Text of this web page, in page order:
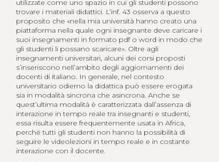
utilizzate come uno spazio in cui gli studenti possono
trovare i materiali didattici. L’inf. 43 osserva a questo
proposito che «nella mia università hanno creato una
piattaforma nella quale ogni insegnante deve caricare i
suoi insegnamenti in formato pdf o word in modo che
gli studenti li possano scaricare». Oltre agli
insegnamenti universitari, alcuni dei corsi proposti
s’inseriscono nell’ambito degli aggiornamenti dei
docenti di italiano. In generale, nel contesto
universitario odierno la didattica può essere erogata
sia in modalità sincrona che asincrona. Anche se
quest’ultima modalità è caratterizzata dall’assenza di
interazione in tempo reale tra insegnanti e studenti,
essa risulta essere frequentemente usata in Africa,
perché tutti gli studenti non hanno la possibilità di
seguire le videolezioni in tempo reale e in costante
interazione con il docente.